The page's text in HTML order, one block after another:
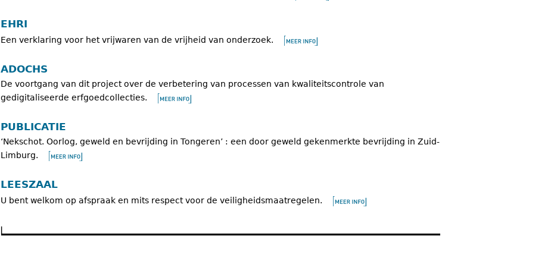
EHRI
Een verklaring voor het vrijwaren van de vrijheid van onderzoek.
ADOCHS
De voortgang van dit project over de verbetering van processen van kwaliteitscontrole van
gedigitaliseerde erfgoedcollecties.
PUBLICATIE
‘Nekschot. Oorlog, geweld en bevrijding in Tongeren’ : een door geweld gekenmerkte bevrijding in Zuid-
Limburg.
LEESZAAL
U bent welkom op afspraak en mits respect voor de veiligheidsmaatregelen.